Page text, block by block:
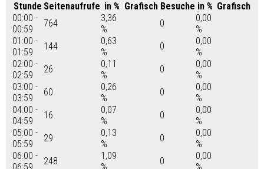
Stunde Seitenaufrufe in % Grafisch Besuche in % Grafisch
00:00 -
00:59
764
3,36
%
0
0,00
%
01:00 -
01:59
144
0,63
%
0
0,00
%
02:00 -
02:59
26
0,11
%
0
0,00
%
03:00 -
03:59
60
0,26
%
0
0,00
%
04:00 -
04:59
16
0,07
%
0
0,00
%
05:00 -
05:59
29
0,13
%
0
0,00
%
06:00 - 248
1,09
0
0,00